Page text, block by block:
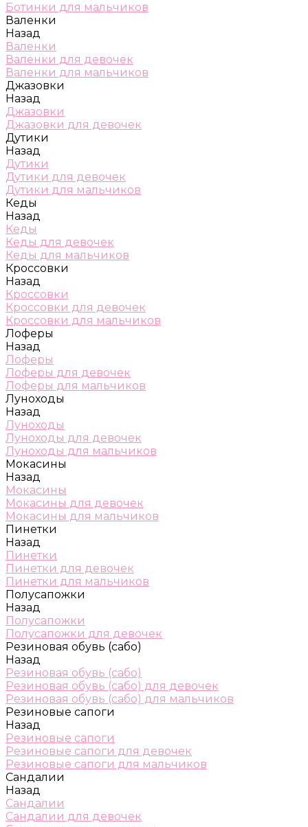
Ботинки для мальчиков
Валенки
Назад
Валенки
Валенки для девочек
Валенки для мальчиков
Джазовки
Назад
Джазовки
Джазовки для девочек
Дутики
Назад
Дутики
Дутики для девочек
Дутики для мальчиков
Кеды
Назад
Кеды
Кеды для девочек
Кеды для мальчиков
Кроссовки
Назад
Кроссовки
Кроссовки для девочек
Кроссовки для мальчиков
Лоферы
Назад
Лоферы
Лоферы для девочек
Лоферы для мальчиков
Луноходы
Назад
Луноходы
Луноходы для девочек
Луноходы для мальчиков
Мокасины
Назад
Мокасины
Мокасины для девочек
Мокасины для мальчиков
Пинетки
Назад
Пинетки
Пинетки для девочек
Пинетки для мальчиков
Полусапожки
Назад
Полусапожки
Полусапожки для девочек
Резиновая обувь (сабо)
Назад
Резиновая обувь (сабо)
Резиновая обувь (сабо) для девочек
Резиновая обувь (сабо) для мальчиков
Резиновые сапоги
Назад
Резиновые сапоги
Резиновые сапоги для девочек
Резиновые сапоги для мальчиков
Сандалии
Назад
Сандалии
Сандалии для девочек